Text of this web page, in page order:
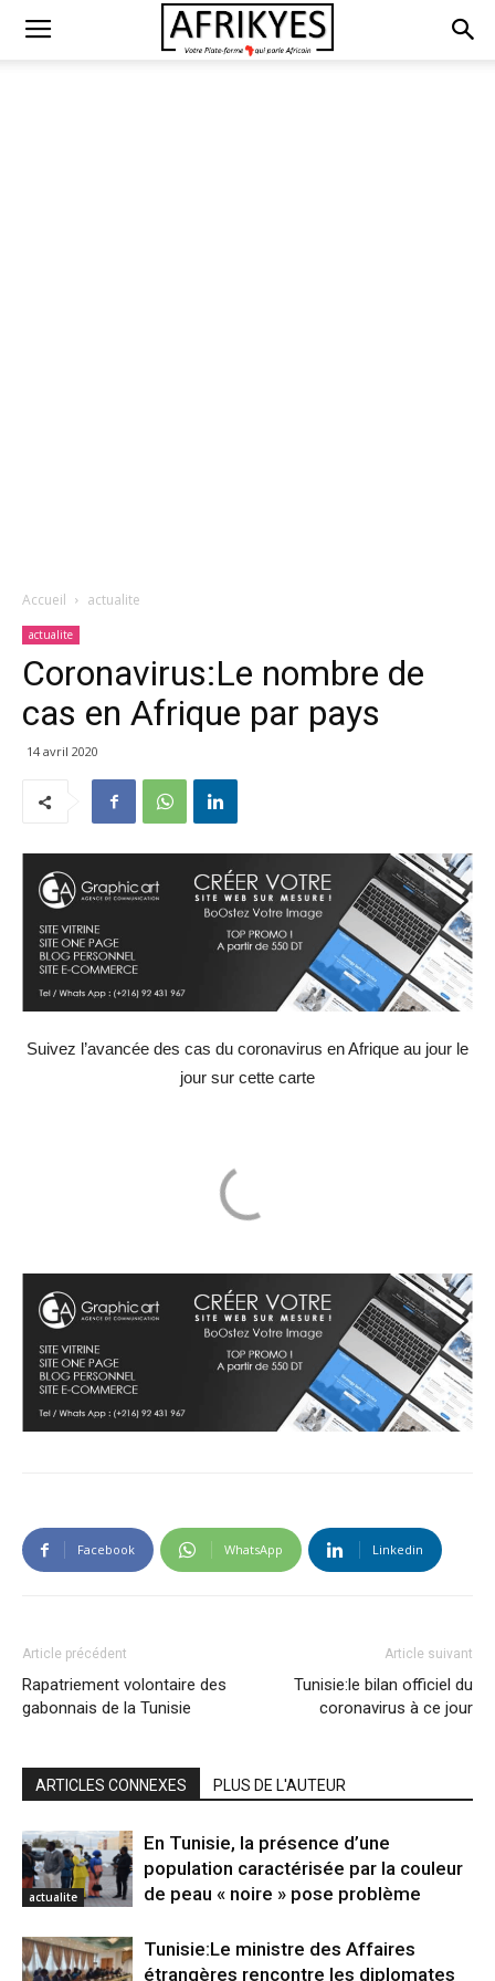
Accueil actualite
actualite
Coronavirus:Le nombre de
cas en Afrique par pays
14 avril 2020
Suivez l’avancée des cas du coronavirus en Afrique au jour le
jour sur cette carte
Facebook WhatsApp Linkedin
Article précédent
Rapatriement volontaire des
gabonnais de la Tunisie
Article suivant
Tunisie:le bilan officiel du
coronavirus à ce jour
ARTICLES CONNEXES PLUS DE L'AUTEUR
actualite
En Tunisie, la présence d’une
population caractérisée par la couleur
de peau « noire » pose problème
Tunisie:Le ministre des Affaires
étrangères rencontre les diplomates